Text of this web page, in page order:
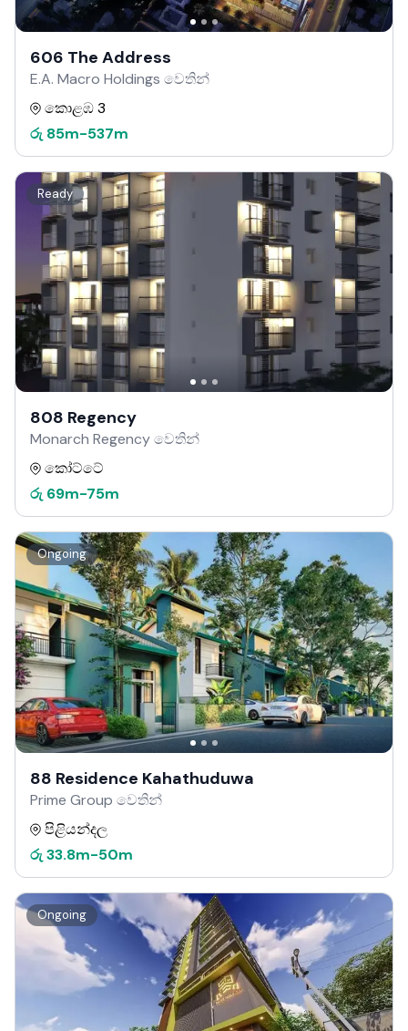
606 The Address
E.A. Macro Holdings වෙතින්
කොළඹ 3
රු 85m-537m
Ready
808 Regency
Monarch Regency වෙතින්
කෝට්ටේ
රු 69m-75m
Ongoing
88 Residence Kahathuduwa
Prime Group වෙතින්
පිළියන්දල
රු 33.8m-50m
Ongoing